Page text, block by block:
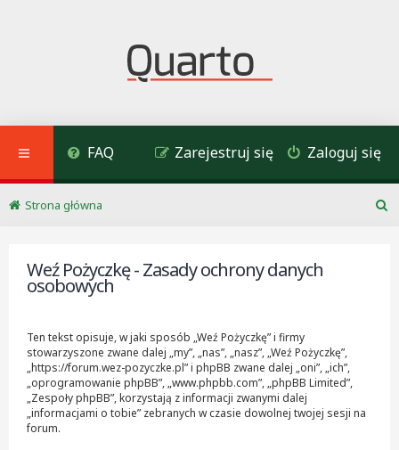
FAQ Zaloguj się
Zarejestruj się
Strona główna
Weź Pożyczkę - Zasady ochrony danych
osobowych
Ten tekst opisuje, w jaki sposób „Weź Pożyczkę” i firmy
stowarzyszone zwane dalej „my”, „nas”, „nasz”, „Weź Pożyczkę”,
„https://forum.wez-pozyczke.pl” i phpBB zwane dalej „oni”, „ich”,
„oprogramowanie phpBB”, „www.phpbb.com”, „phpBB Limited”,
„Zespoły phpBB”, korzystają z informacji zwanymi dalej
„informacjami o tobie” zebranych w czasie dowolnej twojej sesji na
forum.